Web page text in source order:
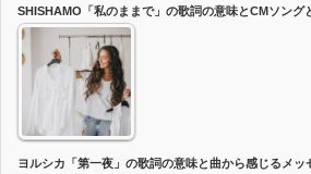
SHISHAMO「私のままで」の歌詞の意味とCMソング
ヨルシカ「第一夜」の歌詞の意味と曲から感じるメッ